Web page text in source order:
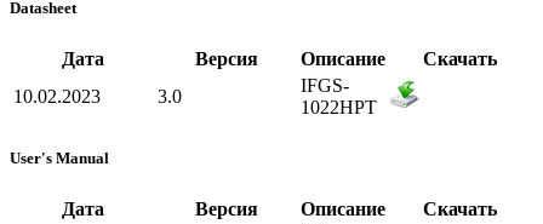
Datasheet
Дата Версия Описание
Скачать
10.02.2023
3.0
IFGS-
1022HPT
User's Manual
Дата Версия Описание Скачать